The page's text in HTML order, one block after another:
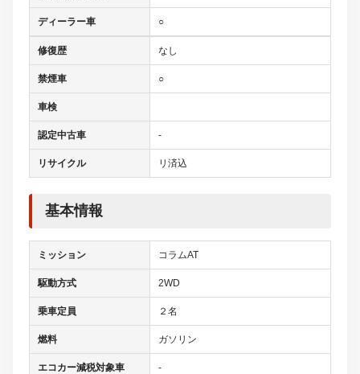
ディーラー車 ○
修復歴 なし
禁煙車 ○
車検
認定中古車 -
リサイクル リ済込
基本情報
ミッション コラムAT
駆動方式 2WD
乗車定員 ２名
燃料 ガソリン
エコカー減税対象車 -